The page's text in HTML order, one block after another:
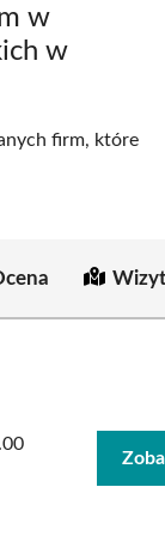
w
w
firm, które